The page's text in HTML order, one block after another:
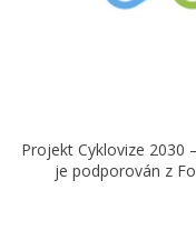
Projekt Cyklovize 2030
je podporován z